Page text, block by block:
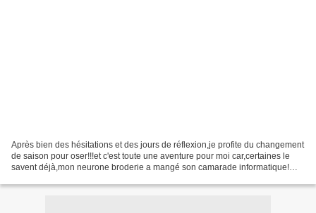
Après bien des hésitations et des jours de réflexion,je profite du changement
de saison pour oser!!!et c'est toute une aventure pour moi car,certaines le
savent déjà,mon neurone broderie a mangé son camarade informatique!